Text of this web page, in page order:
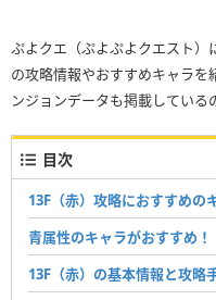
ぷよクエ（ぷよぷよクエスト）
の攻略情報やおすすめキャラ
ンジョンデータも掲載している
目次
13F（赤）攻略におすすめの
青属性のキャラがおすすめ！
13F（赤）の基本情報と攻略